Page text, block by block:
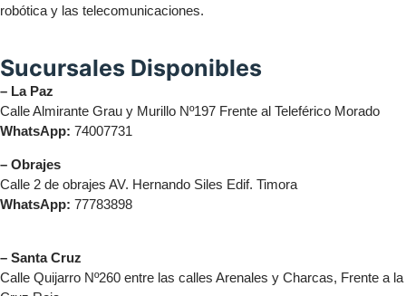
robótica y las telecomunicaciones.
Sucursales Disponibles
– La Paz
Calle Almirante Grau y Murillo Nº197 Frente al Teleférico Morado
WhatsApp: 74007731
– Obrajes
Calle 2 de obrajes AV. Hernando Siles Edif. Timora
WhatsApp: 77783898
– Santa Cruz
Calle Quijarro Nº260 entre las calles Arenales y Charcas, Frente a la